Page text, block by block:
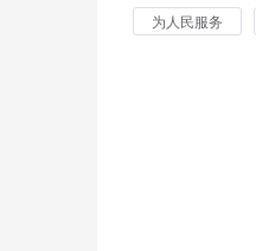
为人民服务